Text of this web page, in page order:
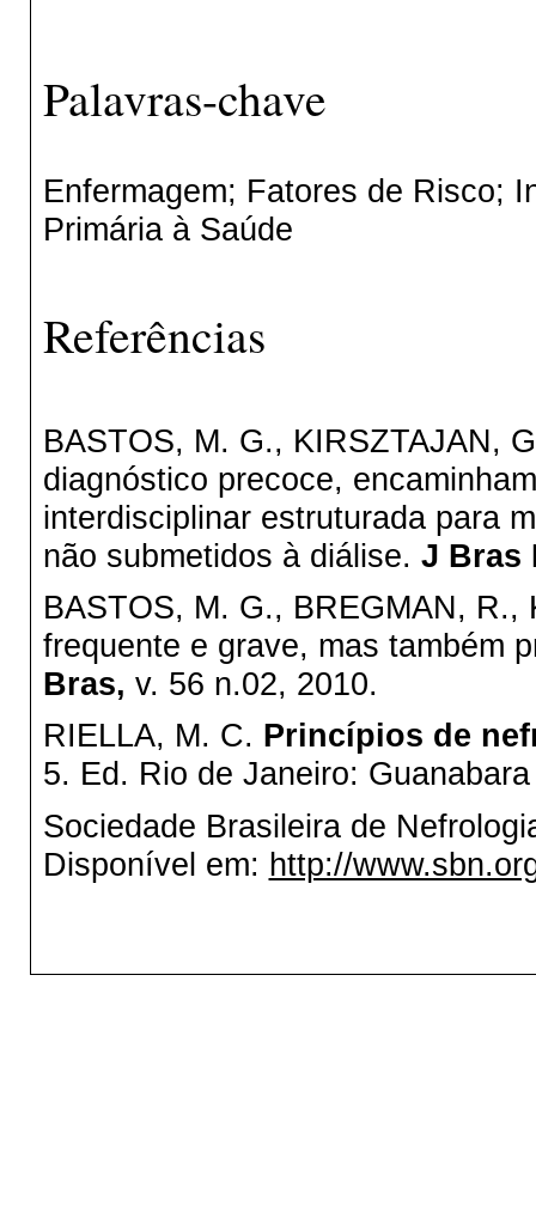
Palavras-chave
Enfermagem; Fatores de Risco;
Primária à Saúde
Referências
BASTOS, M. G., KIRSZTAJAN,
diagnóstico precoce,
interdisciplinar estruturada para
não submetidos à diálise. J Bras
BASTOS, M. G., BREGMAN,
frequente e grave, mas também
Bras, v. 56 n.02, 2010.
RIELLA, M. C. Princípios de
5. Ed. Rio de Janeiro:
Sociedade Brasileira de
Disponível em: http://